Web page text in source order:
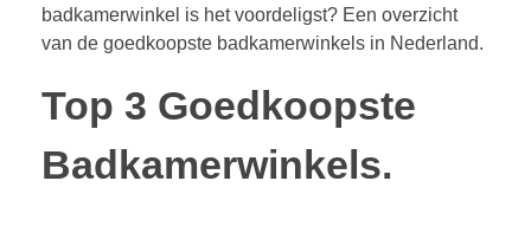
CONTACT
badkamerwinkel is het voordeligst? Een overzicht
van de goedkoopste badkamerwinkels in Nederland.
Top 3 Goedkoopste
Badkamerwinkels.